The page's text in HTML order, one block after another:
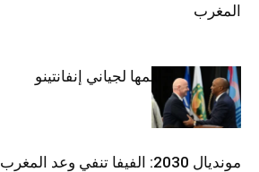
المغرب
الكاف تجدد دعمها لجياني إنفانتينو
مونديال 2030: الفيفا تنفي وعد المغرب